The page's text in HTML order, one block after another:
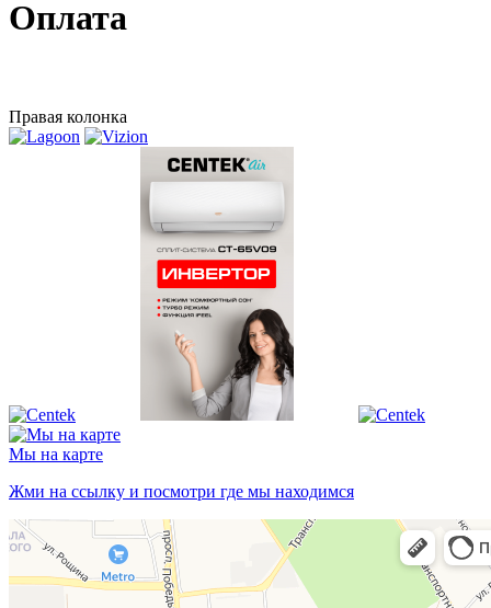
Оплата
Правая колонка
Мы на карте
Жми на ссылку и посмотри где мы находимся